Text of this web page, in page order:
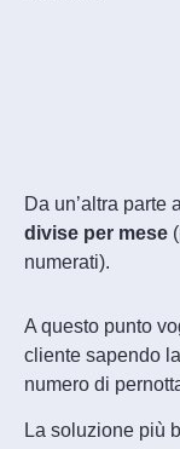
Da un’altra parte
divise per mese
numerati).
A questo punto
cliente sapendo
numero di
La soluzione più